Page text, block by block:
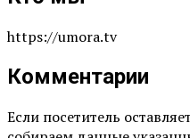
https://umora.tv
Комментарии
Если посетитель